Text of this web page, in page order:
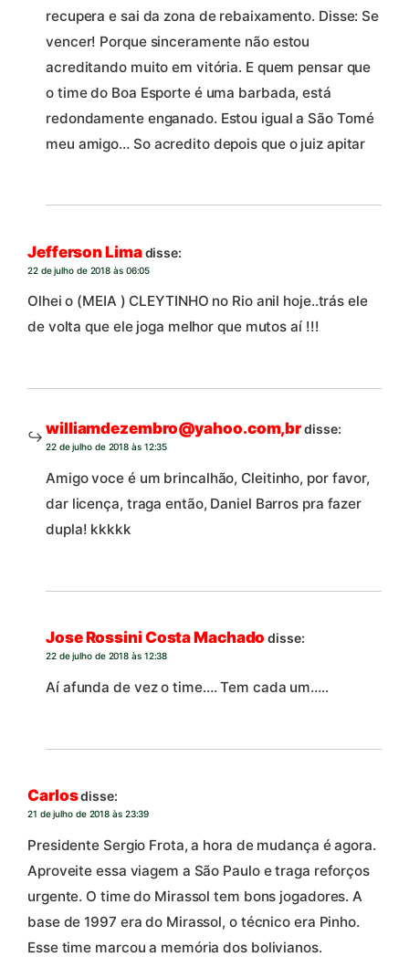
recupera e sai da zona de rebaixamento. Disse: Se
vencer! Porque sinceramente não estou
acreditando muito em vitória. E quem pensar que
o time do Boa Esporte é uma barbada, está
redondamente enganado. Estou igual a São Tomé
meu amigo… So acredito depois que o juiz apitar
Jefferson Limadisse:
22 de julho de 2018 às 06:05
Olhei o (MEIA ) CLEYTINHO no Rio anil hoje..trás ele
de volta que ele joga melhor que mutos aí !!!
williamdezembro@yahoo.com,brdisse:
22 de julho de 2018 às 12:35
Amigo voce é um brincalhão, Cleitinho, por favor,
dar licença, traga então, Daniel Barros pra fazer
dupla! kkkkk
Jose Rossini Costa Machado disse:
22 de julho de 2018 às 12:38
Aí afunda de vez o time…. Tem cada um…..
Carlosdisse:
21 de julho de 2018 às 23:39
Presidente Sergio Frota, a hora de mudança é agora.
Aproveite essa viagem a São Paulo e traga reforços
urgente. O time do Mirassol tem bons jogadores. A
base de 1997 era do Mirassol, o técnico era Pinho.
Esse time marcou a memória dos bolivianos.